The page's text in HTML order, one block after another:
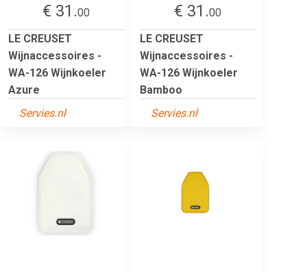
€ 31.00
LE CREUSET
Wijnaccessoires -
WA-126 Wijnkoeler
Azure
Servies.nl
€ 31.00
LE CREUSET
Wijnaccessoires -
WA-126 Wijnkoeler
Bamboo
Servies.nl